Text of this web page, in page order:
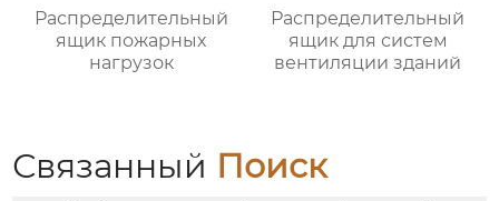
Распределительный
ящик пожарных
нагрузок
Распределительный
ящик для систем
вентиляции зданий
Связанный Поиск